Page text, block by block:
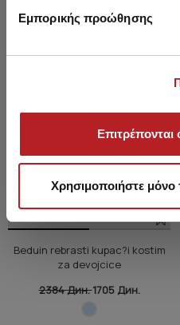
Εμπορικής προώθησης
Χρησιμοποιήστε μόνο
Beduin rebrasti kupac?i kostim
za devojcice
2384 Дин.1705 Дин.